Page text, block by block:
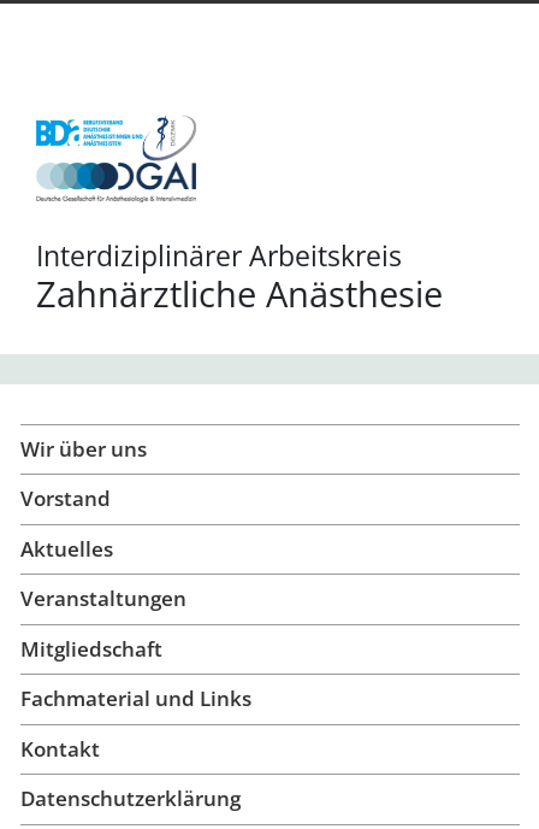
Interdiziplinärer Arbeitskreis
Zahnärztliche Anästhesie
Wir über uns - Interdisziplinärer
Wir über uns
Vorstand
Aktuelles
Veranstaltungen
Mitgliedschaft
Fachmaterial und Links
Kontakt
Datenschutzerklärung